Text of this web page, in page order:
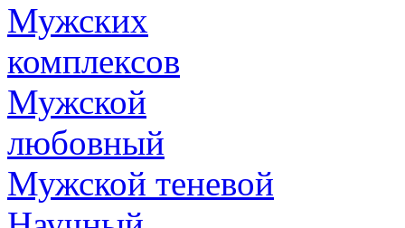
Мужских
комплексов
Мужской
любовный
Мужской теневой